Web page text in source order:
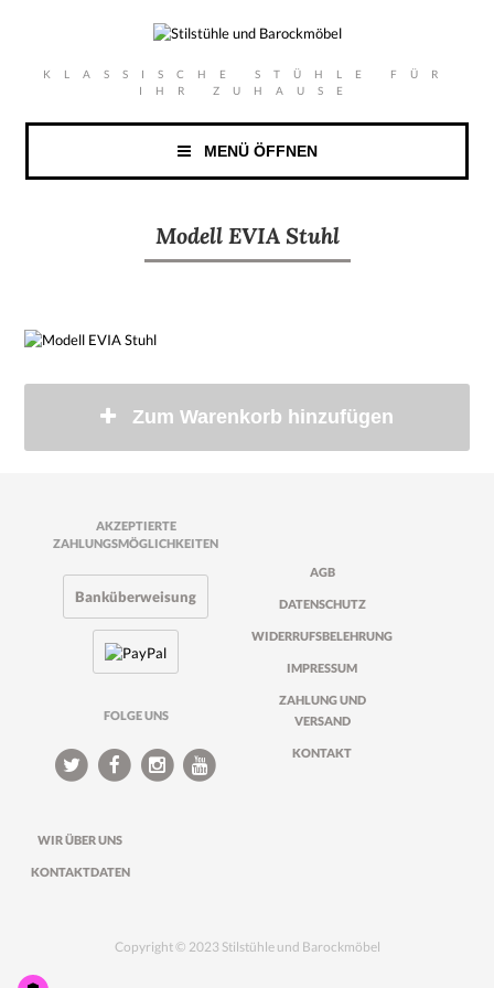
KLASSISCHE STÜHLE FÜR
IHR ZUHAUSE
MENÜ ÖFFNEN
Modell EVIA Stuhl
Zum Warenkorb hinzufügen
AKZEPTIERTE
ZAHLUNGSMÖGLICHKEITEN
Banküberweisung
FOLGE UNS
AGB
DATENSCHUTZ
WIDERRUFSBELEHRUNG
IMPRESSUM
ZAHLUNG UND
VERSAND
KONTAKT
WIR ÜBER UNS
KONTAKTDATEN
Copyright © 2023 Stilstühle und Barockmöbel